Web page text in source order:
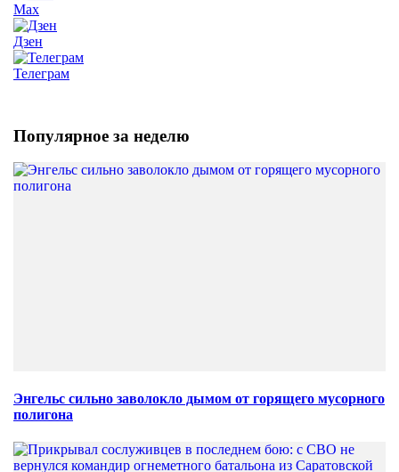
Max
Дзен
Телеграм
Популярное за неделю
Энгельс сильно заволокло дымом от горящего мусорного
полигона